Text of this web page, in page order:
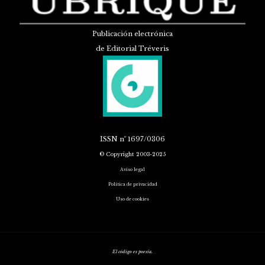
Publicación electrónica
de Editorial Tréveris
ISSN nº 1697/0306
© Copyright 2003-2025
Aviso legal
Política de privacidad
Uso de cookies
El código es poesía.